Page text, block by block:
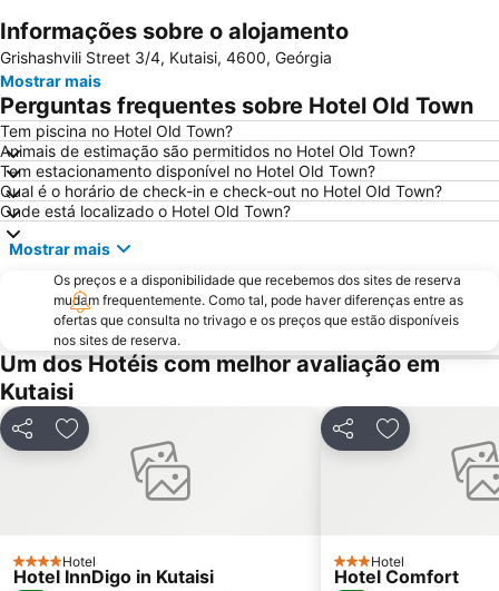
Ampliar mapa
Informações sobre o alojamento
Grishashvili Street 3/4, Kutaisi, 4600, Geórgia
Mostrar mais
Perguntas frequentes sobre Hotel Old Town
Tem piscina no Hotel Old Town?
Animais de estimação são permitidos no Hotel Old Town?
Tem estacionamento disponível no Hotel Old Town?
Qual é o horário de check-in e check-out no Hotel Old Town?
Onde está localizado o Hotel Old Town?
Mostrar mais
Os preços e a disponibilidade que recebemos dos sites de reserva
mudam frequentemente. Como tal, pode haver diferenças entre as
ofertas que consulta no trivago e os preços que estão disponíveis
nos sites de reserva.
Um dos Hotéis com melhor avaliação em
Kutaisi
PartilharAdicionar aos favoritos
4 Estrelas
Hotel
Hotel InnDigo in Kutaisi
PartilharAdicionar
3 Estrelas
Hotel
Hotel Comfort